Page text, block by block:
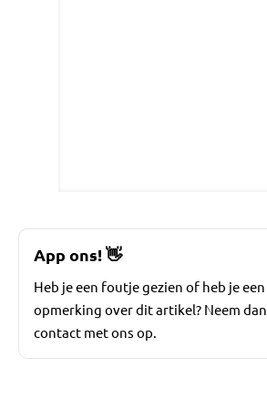
App ons!👋
Heb je een foutje gezien of heb je een
opmerking over dit artikel? Neem dan
contact met ons op.